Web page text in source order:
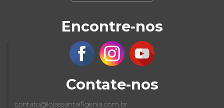
Encontre-nos
Contate-nos
contato@lojassantaifigenia.com.br